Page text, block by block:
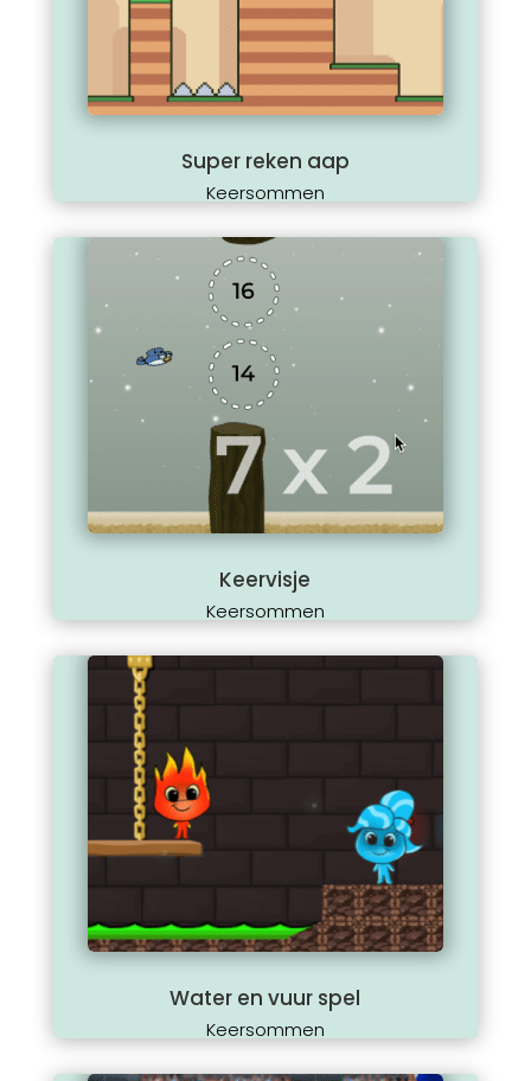
Super reken aap
Keersommen
Keervisje
Keersommen
Water en vuur spel
Keersommen